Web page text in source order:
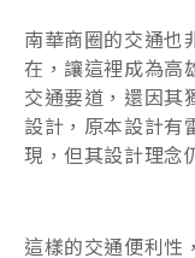
南華商圈的交通也
在，讓這裡成為高
交通要道，還因其
設計，原本設計有
現，但其設計理念
這樣的交通便利性